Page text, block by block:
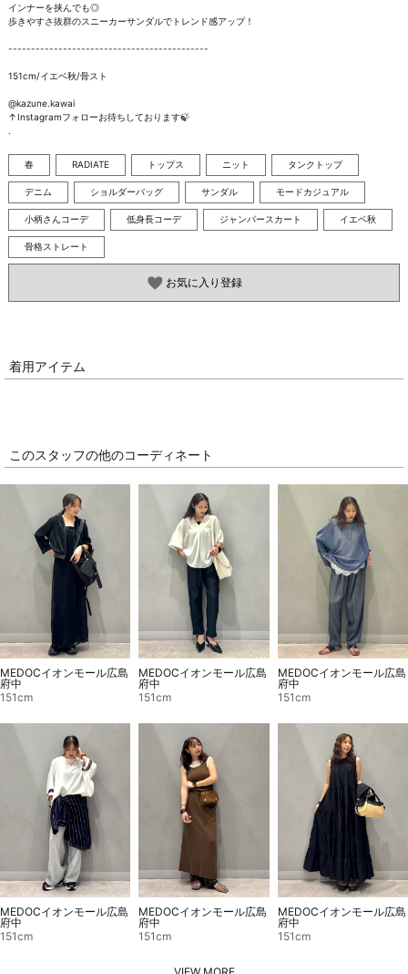
インナーを挟んでも◎
歩きやすさ抜群のスニーカーサンダルでトレンド感アップ！
--------------------------------------------
151cm/イエベ秋/骨スト
@kazune.kawai
↑Instagramフォローお待ちしております🍃
.
春 RADIATE トップス ニット タンクトップ
デニム ショルダーバッグ サンダル モードカジュアル
小柄さんコーデ 低身長コーデ ジャンパースカート イエベ秋
骨格ストレート
お気に入り登録
着用アイテム
このスタッフの他のコーディネート
MEDOCイオンモール広島
府中
151cm
MEDOCイオンモール広島
府中
151cm
MEDOCイオンモール広島
府中
151cm
MEDOCイオンモール広島
府中
151cm
MEDOCイオンモール広島
府中
151cm
MEDOCイオンモール広島
府中
151cm